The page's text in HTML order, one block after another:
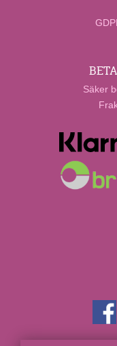
Säker